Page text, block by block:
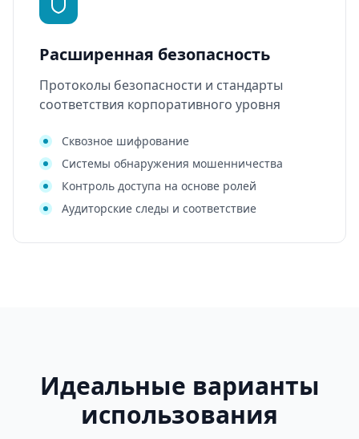
Расширенная безопасность
Протоколы безопасности и стандарты
соответствия корпоративного уровня
Сквозное шифрование
Системы обнаружения мошенничества
Контроль доступа на основе ролей
Аудиторские следы и соответствие
Идеальные варианты
использования